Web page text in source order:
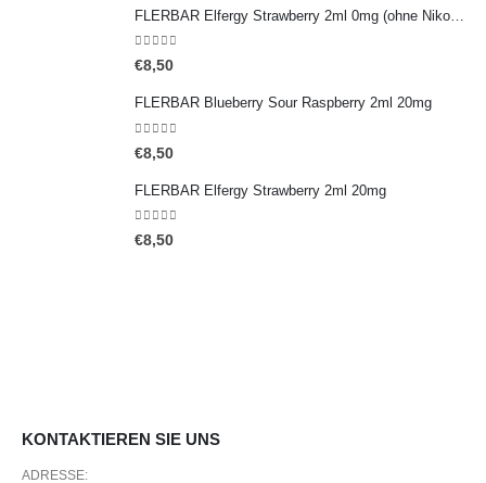
0out of 5
€8,50
FLERBAR Blueberry Sour Raspberry 2ml 20mg
0out of 5
€8,50
FLERBAR Elfergy Strawberry 2ml 20mg
0out of 5
€8,50
KONTAKTIEREN SIE UNS
ADRESSE: